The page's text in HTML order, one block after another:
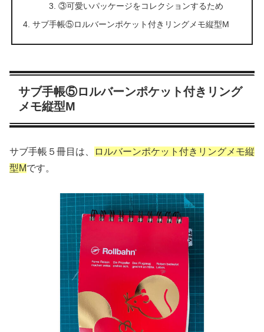
③可愛いパッケージをコレクションするため
サブ手帳⑤ロルバーンポケット付きリングメモ縦型M
サブ手帳⑤ロルバーンポケット付きリング
メモ縦型M
サブ手帳５冊目は、
ロルバーンポケット付きリングメモ縦
型Mです。